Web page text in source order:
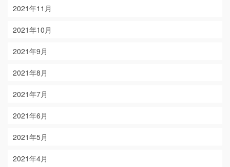
2021年11月
2021年10月
2021年9月
2021年8月
2021年7月
2021年6月
2021年5月
2021年4月